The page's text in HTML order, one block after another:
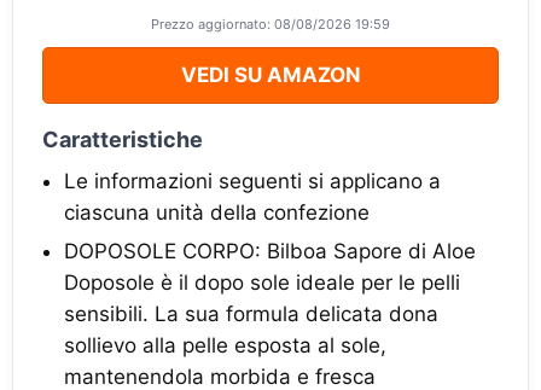
Prezzo aggiornato: 08/08/2026 19:59
VEDI SU AMAZON
Caratteristiche
Le informazioni seguenti si applicano a
ciascuna unità della confezione
DOPOSOLE CORPO: Bilboa Sapore di Aloe
Doposole è il dopo sole ideale per le pelli
sensibili. La sua formula delicata dona
sollievo alla pelle esposta al sole,
mantenendola morbida e fresca